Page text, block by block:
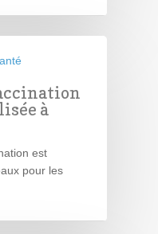
à
est
pour les